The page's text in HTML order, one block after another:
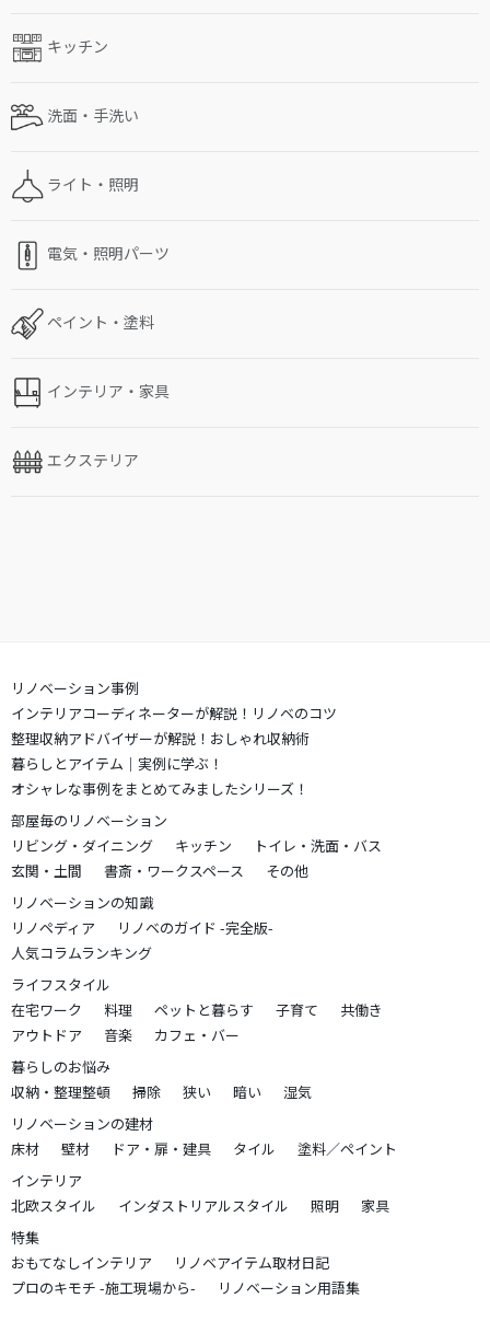
キッチン
洗面・手洗い
ライト・照明
電気・照明パーツ
ペイント・塗料
インテリア・家具
エクステリア
リノベーション事例
インテリアコーディネーターが解説！リノベのコツ
整理収納アドバイザーが解説！おしゃれ収納術
暮らしとアイテム｜実例に学ぶ！
オシャレな事例をまとめてみましたシリーズ！
部屋毎のリノベーション
リビング・ダイニング
キッチン
トイレ・洗面・バス
玄関・土間
書斎・ワークスペース
その他
リノベーションの知識
リノペディア
リノベのガイド -完全版-
人気コラムランキング
ライフスタイル
在宅ワーク
料理 ペットと暮らす 子育て
共働き
アウトドア
音楽
カフェ・バー
暮らしのお悩み
収納・整理整頓
掃除 狭い 暗い
湿気
リノベーションの建材
床材
壁材 ドア・扉・建具 タイル
塗料／ペイント
インテリア
北欧スタイル
インダストリアルスタイル 照明
家具
特集
おもてなしインテリア
リノベアイテム取材日記
プロのキモチ -施工現場から-
リノベーション用語集